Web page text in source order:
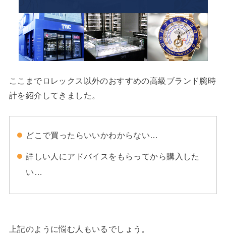
ここまでロレックス以外のおすすめの高級ブランド腕時
計を紹介してきました。
どこで買ったらいいかわからない…
詳しい人にアドバイスをもらってから購入した
い…
上記のように悩む人もいるでしょう。